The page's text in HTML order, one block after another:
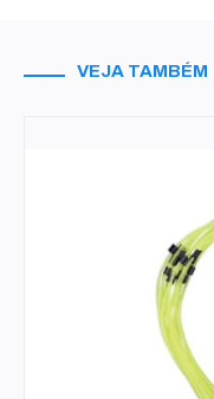
VEJA TAMBÉM